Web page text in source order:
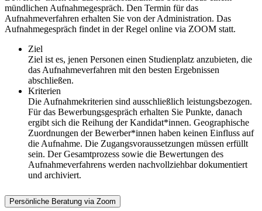
mündlichen Aufnahmegespräch. Den Termin für das
Aufnahmeverfahren erhalten Sie von der Administration. Das
Aufnahmegespräch findet in der Regel online via ZOOM statt.
Ziel
Ziel ist es, jenen Personen einen Studienplatz anzubieten, die
das Aufnahmeverfahren mit den besten Ergebnissen
abschließen.
Kriterien
Die Aufnahmekriterien sind ausschließlich leistungsbezogen.
Für das Bewerbungsgespräch erhalten Sie Punkte, danach
ergibt sich die Reihung der Kandidat*innen. Geographische
Zuordnungen der Bewerber*innen haben keinen Einfluss auf
die Aufnahme. Die Zugangsvoraussetzungen müssen erfüllt
sein. Der Gesamtprozess sowie die Bewertungen des
Aufnahmeverfahrens werden nachvollziehbar dokumentiert
und archiviert.
Persönliche Beratung via Zoom